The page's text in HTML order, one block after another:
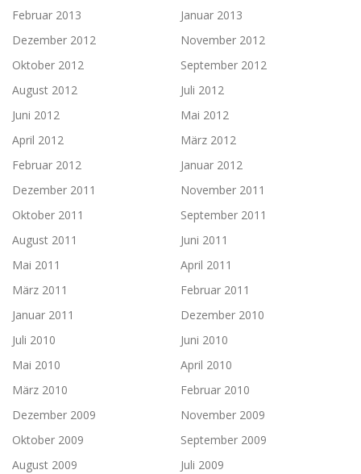
Februar 2013
Januar 2013
Dezember 2012
November 2012
Oktober 2012
September 2012
August 2012
Juli 2012
Juni 2012
Mai 2012
April 2012
März 2012
Februar 2012
Januar 2012
Dezember 2011
November 2011
Oktober 2011
September 2011
August 2011
Juni 2011
Mai 2011
April 2011
März 2011
Februar 2011
Januar 2011
Dezember 2010
Juli 2010
Juni 2010
Mai 2010
April 2010
März 2010
Februar 2010
Dezember 2009
November 2009
Oktober 2009
September 2009
August 2009
Juli 2009